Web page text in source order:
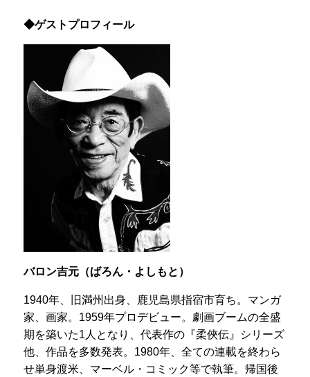
◆ゲストプロフィール
バロン吉元（ばろん・よしもと）
1940年、旧満州出身、鹿児島県指宿市育ち。マンガ
家、画家。1959年プロデビュー。劇画ブームの全盛
期を築いた1人となり、代表作の『柔俠伝』シリーズ
他、作品を多数発表。1980年、全ての連載を終わら
せ単身渡米、マーベル・コミック等で執筆。帰国後